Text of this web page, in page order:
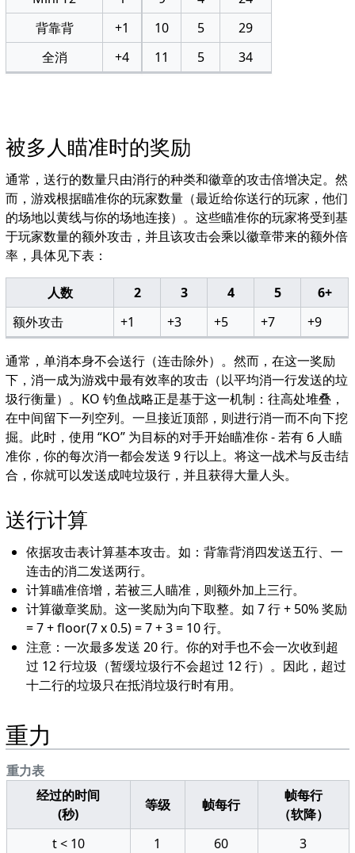
背靠背
+1
全消
+4
10
5
29
11
5 34
被多人瞄准时的奖励
通常，送行的数量只由消行的种类和徽章的攻击倍增决定。然
而，游戏根据瞄准你的玩家数量（最近给你送行的玩家，他们
的场地以黄线与你的场地连接）。这些瞄准你的玩家将受到基
于玩家数量的额外攻击，并且该攻击会乘以徽章带来的额外倍
率，具体见下表：
人数 2 3 4 5
6+
额外攻击
+1 +3 +5 +7 +9
通常，单消本身不会送行（连击除外）。然而，在这一奖励
下，消一成为游戏中最有效率的攻击（以平均消一行发送的垃
圾行衡量）。KO 钓鱼战略正是基于这一机制：往高处堆叠，
在中间留下一列空列。一旦接近顶部，则进行消一而不向下挖
掘。此时，使用 “KO” 为目标的对手开始瞄准你 - 若有 6 人瞄
准你，你的每次消一都会发送 9 行以上。将这一战术与反击结
合，你就可以发送成吨垃圾行，并且获得大量人头。
送行计算
依据攻击表计算基本攻击。如：背靠背消四发送五行、一
连击的消二发送两行。
计算瞄准倍增，若被三人瞄准，则额外加上三行。
计算徽章奖励。这一奖励为向下取整。如 7 行 + 50% 奖励
= 7 + floor(7 x 0.5) = 7 + 3 = 10 行。
注意：一次最多发送 20 行。你的对手也不会一次收到超
过 12 行垃圾（暂缓垃圾行不会超过 12 行）。因此，超过
十二行的垃圾只在抵消垃圾行时有用。
重力
重力表
经过的时间
(秒)
等级 帧每行
帧每行
（软降）
t < 10
1 60
3